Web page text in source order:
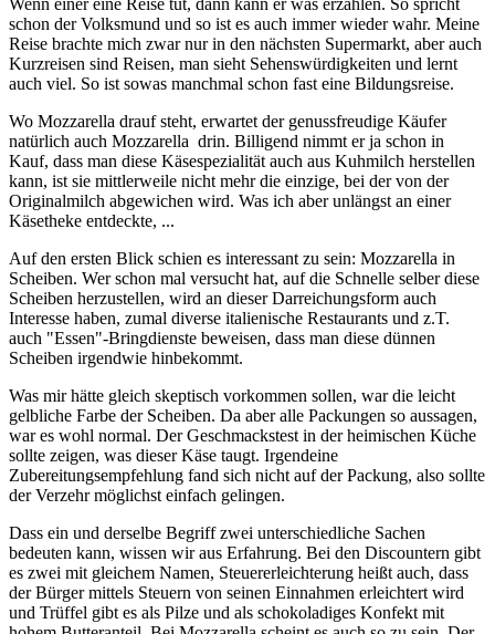
schon der Volksmund und so ist es auch immer wieder wahr. Meine
Reise brachte mich zwar nur in den nächsten Supermarkt, aber auch
Kurzreisen sind Reisen, man sieht Sehenswürdigkeiten und lernt
auch viel. So ist sowas manchmal schon fast eine Bildungsreise.
Wo Mozzarella drauf steht, erwartet der genussfreudige Käufer
natürlich auch Mozzarella drin. Billigend nimmt er ja schon in
Kauf, dass man diese Käsespezialität auch aus Kuhmilch herstellen
kann, ist sie mittlerweile nicht mehr die einzige, bei der von der
Originalmilch abgewichen wird. Was ich aber unlängst an einer
Käsetheke entdeckte, ...
Auf den ersten Blick schien es interessant zu sein: Mozzarella in
Scheiben. Wer schon mal versucht hat, auf die Schnelle selber diese
Scheiben herzustellen, wird an dieser Darreichungsform auch
Interesse haben, zumal diverse italienische Restaurants und z.T.
auch "Essen"-Bringdienste beweisen, dass man diese dünnen
Scheiben irgendwie hinbekommt.
Was mir hätte gleich skeptisch vorkommen sollen, war die leicht
gelbliche Farbe der Scheiben. Da aber alle Packungen so aussagen,
war es wohl normal. Der Geschmackstest in der heimischen Küche
sollte zeigen, was dieser Käse taugt. Irgendeine
Zubereitungsempfehlung fand sich nicht auf der Packung, also sollte
der Verzehr möglichst einfach gelingen.
Dass ein und derselbe Begriff zwei unterschiedliche Sachen
bedeuten kann, wissen wir aus Erfahrung. Bei den Discountern gibt
es zwei mit gleichem Namen, Steuererleichterung heißt auch, dass
der Bürger mittels Steuern von seinen Einnahmen erleichtert wird
und Trüffel gibt es als Pilze und als schokoladiges Konfekt mit